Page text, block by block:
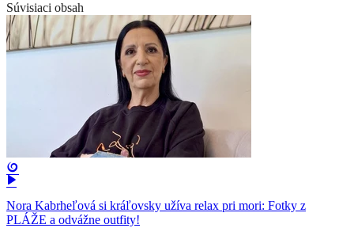
Súvisiaci obsah
Nora Kabrheľová si kráľovsky užíva relax pri mori: Fotky z
PLÁŽE a odvážne outfity!